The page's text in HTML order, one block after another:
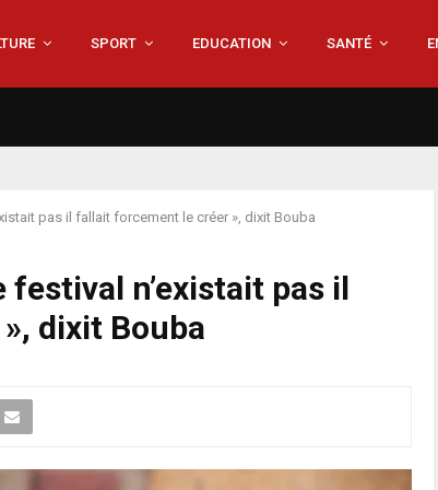
SPORT EDUCATION SANTÉ
pas il fallait forcement le créer », dixit Bouba
festival n’existait pas il
dixit Bouba